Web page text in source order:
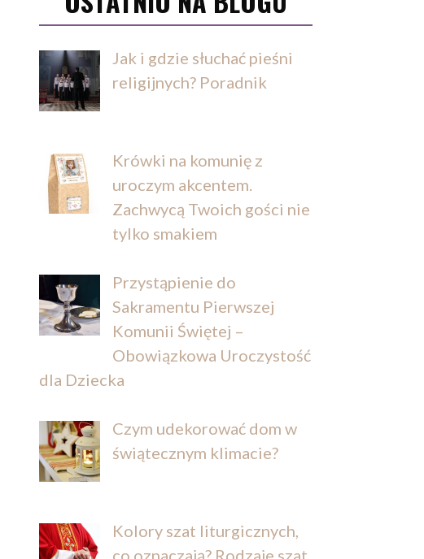
Jak i gdzie słuchać pieśni
religijnych? Poradnik
Krówki na komunię z
uroczym akcentem.
Zachwycą Twoich gości nie
tylko smakiem
Przystąpienie do
Sakramentu Pierwszej
Komunii Świętej –
Obowiązkowa Uroczystość
dla Dziecka
Czym udekorować dom w
świątecznym klimacie?
Kolory szat liturgicznych,
co oznaczają? Rodzaje szat